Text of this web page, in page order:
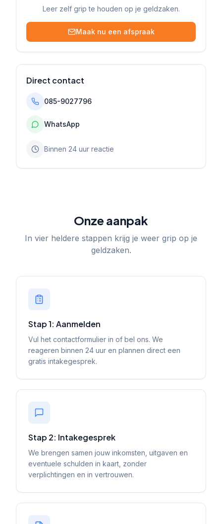
Leer zelf grip te houden op je geldzaken.
Maak nu een afspraak
Direct contact
085-9027796
WhatsApp
Binnen 24 uur reactie
Onze aanpak
In vier heldere stappen krijg je weer grip op je
geldzaken.
Stap 1: Aanmelden
Vul het contactformulier in of bel ons. We
reageren binnen 24 uur en plannen direct een
gratis intakegesprek.
Stap 2: Intakegesprek
We brengen samen jouw inkomsten, uitgaven en
eventuele schulden in kaart, zonder
verplichtingen en in vertrouwen.